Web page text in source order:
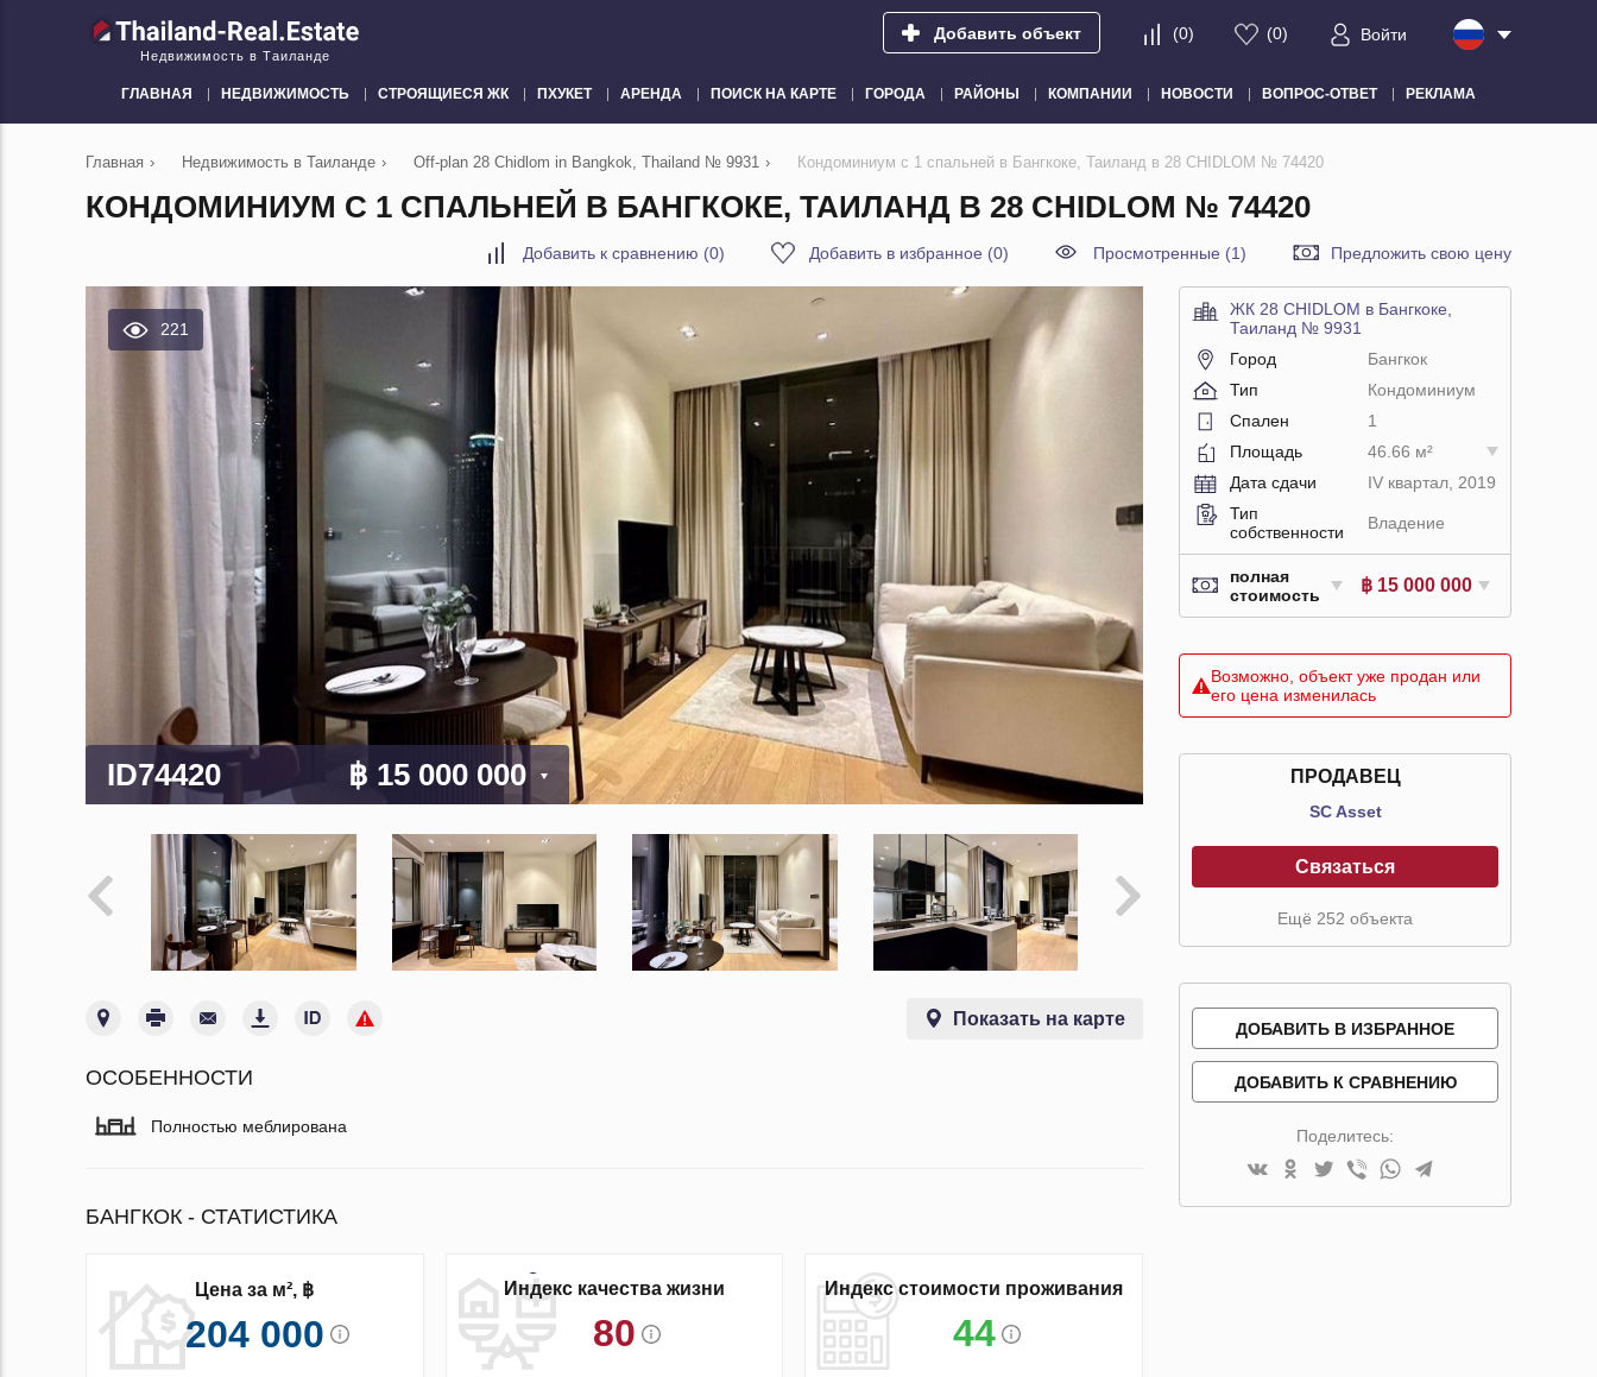
Недвижимость в Таиланде
Добавить объект (0) (0) Войти
ГЛАВНАЯ НЕДВИЖИМОСТЬ СТРОЯЩИЕСЯ ЖК ПХУКЕТ АРЕНДА ПОИСК НА КАРТЕ ГОРОДА РАЙОНЫ КОМПАНИИ НОВОСТИ ВОПРОС-ОТВЕТ РЕКЛАМА
Главная › Недвижимость в Таиланде › Off-plan 28 Chidlom in Bangkok, Thailand № 9931 › Кондоминиум с 1 спальней в Бангкоке, Таиланд в 28 CHIDLOM № 74420
КОНДОМИНИУМ С 1 СПАЛЬНЕЙ В БАНГКОКЕ, ТАИЛАНД В 28 CHIDLOM № 74420
Добавить к сравнению (0) Добавить в избранное (0) Просмотренные (1) Предложить свою цену
221
ID74420 ฿ 15 000 000
Показать на карте
ОСОБЕННОСТИ
Полностью меблирована
БАНГКОК - СТАТИСТИКА
Цена за м², ฿
204 000
Индекс качества жизни
80
Индекс стоимости проживания
44
ЖК 28 CHIDLOM в Бангкоке,
Таиланд № 9931
Город
Бангкок
Тип
Кондоминиум
Спален
1
Площадь
46.66 м²
Дата сдачи
IV квартал, 2019
Тип
собственности
Владение
полная
стоимость
฿ 15 000 000
Возможно, объект уже продан или
его цена изменилась
ПРОДАВЕЦ
SC Asset
Связаться
Ещё 252 объекта
ДОБАВИТЬ В ИЗБРАННОЕ
ДОБАВИТЬ К СРАВНЕНИЮ
Поделитесь: